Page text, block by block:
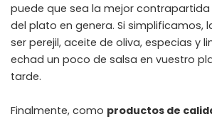
puede que sea la mejor
del plato en genera. Si simplificamos,
ser perejil, aceite de oliva, especias y
echad un poco de salsa en vuestro
tarde.
Finalmente, como productos de